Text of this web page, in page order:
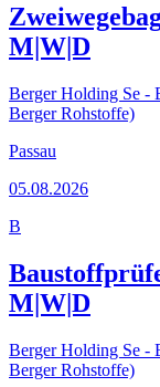
M|W|D
Berger Holding Se -
Berger Rohstoffe)
Passau
05.08.2026
B
M|W|D
Berger Holding Se -
Berger Rohstoffe)